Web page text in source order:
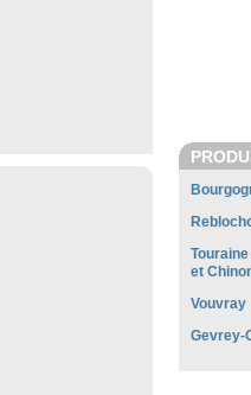
et
Vouvray
Gevrey-